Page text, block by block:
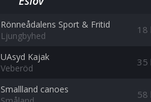
Rönneådalens Sport & Fritid
Ljungbyhed
18
UAsyd Kajak
Veberöd
35
Smallland canoes
58